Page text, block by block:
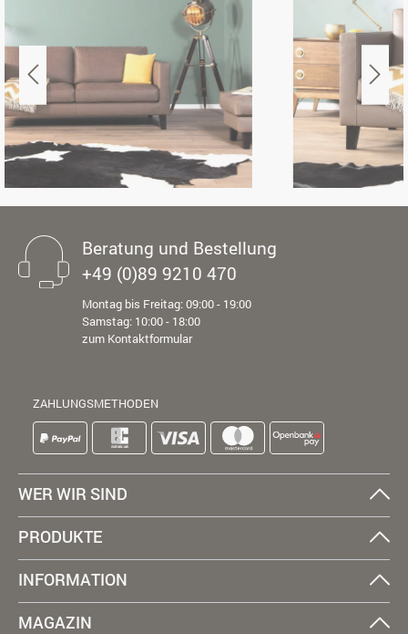
Beratung und Bestellung
+49 (0)89 9210 470
Montag bis Freitag: 09:00 - 19:00
Samstag: 10:00 - 18:00
zum Kontaktformular
ZAHLUNGSMETHODEN
WER WIR SIND
PRODUKTE
INFORMATION
MAGAZIN